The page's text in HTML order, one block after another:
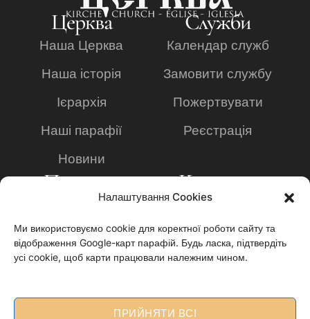
Налаштування Cookies
Ми використовуємо cookie для коректної роботи сайту та
відображення Google-карт парафій. Будь ласка, підтвердіть
усі cookie, щоб карти працювали належним чином.
ПРИЙНЯТИ ВСІ
Церква
Наша Церква
Наша історія
Ієрархія
Наші парафії
Новини
Служби
Календар служб
Замовити службу
Пожертвувати
Реєстрація
Просвіта
Богословська
академія
Заявка на навчання
"Анафора"
Контакти
+49 2234 8095636
Info@ukrainian-
church.de
Datenschutzerklärun